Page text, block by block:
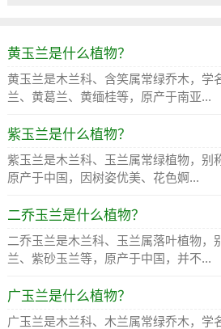
黄玉兰是什么植物？
黄玉兰是木兰科、含笑属常绿乔木，学
兰、黄葛兰、黄缅桂等，原产于南亚...
紫玉兰是什么植物？
紫玉兰是木兰科、玉兰属常绿植物，别
原产于中国，因树姿优美、花色婀...
二乔玉兰是什么植物？
二乔玉兰是木兰科、玉兰属落叶植物，
兰、紫砂玉兰等，原产于中国，并不...
广玉兰是什么植物？
广玉兰是木兰科、木兰属常绿乔木，学